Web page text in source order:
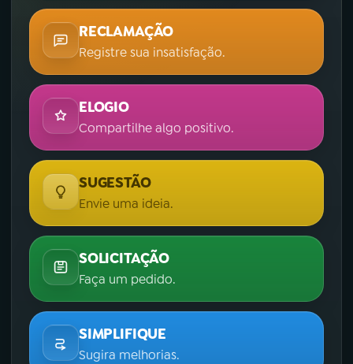
RECLAMAÇÃO
Registre sua insatisfação.
ELOGIO
Compartilhe algo positivo.
SUGESTÃO
Envie uma ideia.
SOLICITAÇÃO
Faça um pedido.
SIMPLIFIQUE
Sugira melhorias.